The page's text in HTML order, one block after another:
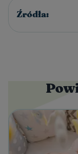
Źródła: